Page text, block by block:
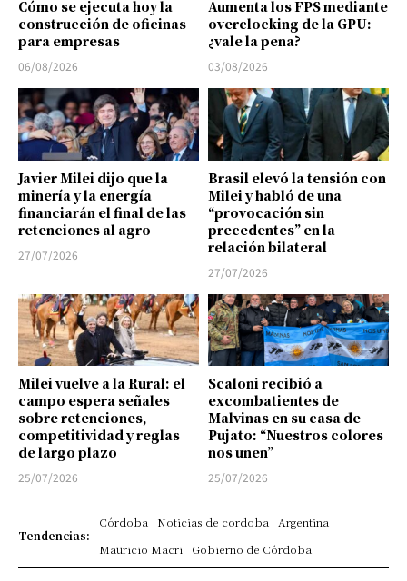
Cómo se ejecuta hoy la
construcción de oficinas
para empresas
06/08/2026
Aumenta los FPS mediante
overclocking de la GPU:
¿vale la pena?
03/08/2026
Javier Milei dijo que la
minería y la energía
financiarán el final de las
retenciones al agro
27/07/2026
Brasil elevó la tensión con
Milei y habló de una
“provocación sin
precedentes” en la
relación bilateral
27/07/2026
Milei vuelve a la Rural: el
campo espera señales
sobre retenciones,
competitividad y reglas
de largo plazo
25/07/2026
Scaloni recibió a
excombatientes de
Malvinas en su casa de
Pujato: “Nuestros colores
nos unen”
25/07/2026
Tendencias:
Córdoba Noticias de cordoba
Argentina
Mauricio Macri
Gobierno de Córdoba